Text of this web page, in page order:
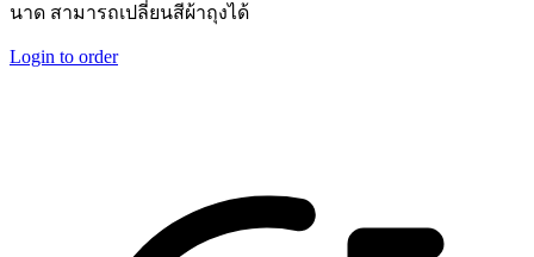
นาด สามารถเปลี่ยนสีผ้าถุงได้
Login to order